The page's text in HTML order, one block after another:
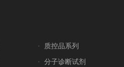
· 质控品系列
· 分子诊断试剂